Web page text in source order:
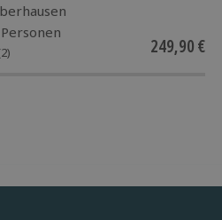
249,90 €